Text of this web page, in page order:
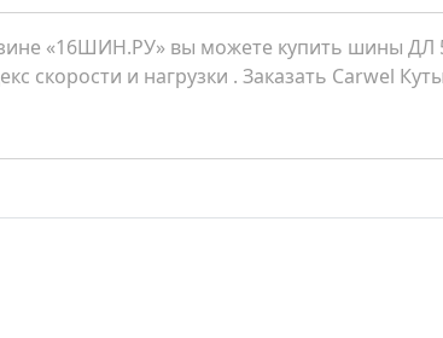
«16ШИН.РУ» вы можете купить шины ДЛ
скорости и нагрузки . Заказать Carwel